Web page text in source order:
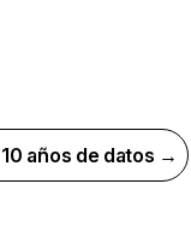
años de datos →